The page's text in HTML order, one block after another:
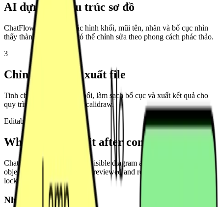
AI dựng lại cấu trúc sơ đồ
ChatFlowchart tái tạo các hình khối, mũi tên, nhãn và bố cục nhìn
thấy thành các phần tử có thể chỉnh sửa theo phong cách phác thảo.
3
Chỉnh sửa hoặc xuất file
Tinh chỉnh nhãn, sửa kết nối, làm sạch bố cục và xuất kết quả cho
quy trình làm việc kiểu Excalidraw.
Editable result
What you can edit after conversion
ChatFlowchart rebuilds the visible diagram as editable diagram
objects, so the output can be reviewed and refined instead of staying
locked inside a flat image.
Nhãn